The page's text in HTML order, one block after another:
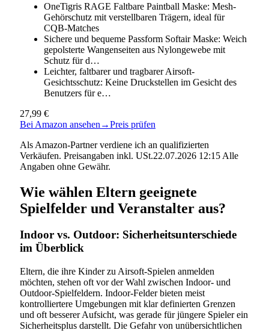
OneTigris RAGE Faltbare Paintball Maske: Mesh-
Gehörschutz mit verstellbaren Trägern, ideal für
CQB-Matches
Sichere und bequeme Passform Softair Maske: Weich
gepolsterte Wangenseiten aus Nylongewebe mit
Schutz für d…
Leichter, faltbarer und tragbarer Airsoft-
Gesichtsschutz: Keine Druckstellen im Gesicht des
Benutzers für e…
27,99 €
Bei Amazon ansehen →Preis prüfen
Als Amazon-Partner verdiene ich an qualifizierten
Verkäufen. Preisangaben inkl. USt.22.07.2026 12:15 Alle
Angaben ohne Gewähr.
Wie wählen Eltern geeignete
Spielfelder und Veranstalter aus?
Indoor vs. Outdoor: Sicherheitsunterschiede
im Überblick
Eltern, die ihre Kinder zu Airsoft-Spielen anmelden
möchten, stehen oft vor der Wahl zwischen Indoor- und
Outdoor-Spielfeldern. Indoor-Felder bieten meist
kontrolliertere Umgebungen mit klar definierten Grenzen
und oft besserer Aufsicht, was gerade für jüngere Spieler ein
Sicherheitsplus darstellt. Die Gefahr von unübersichtlichen